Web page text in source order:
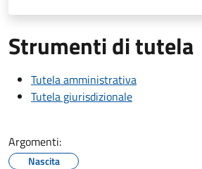
Strumenti di tutela
Tutela amministrativa
Tutela giurisdizionale
Argomenti:
Nascita